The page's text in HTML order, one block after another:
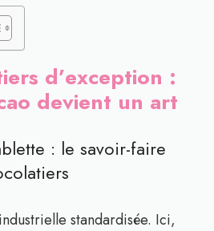
d’exception :
devient un art
: le savoir-faire
standardisée. Ici,